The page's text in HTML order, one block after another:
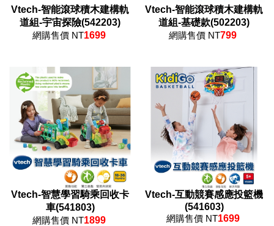
Vtech-智能滾球積木建構軌
道組-宇宙探險(542203)
網購售價 NT1699
Vtech-智能滾球積木建構軌
道組-基礎款(502203)
網購售價 NT799
Vtech-智慧學習騎乘回收卡
車(541803)
網購售價 NT1899
Vtech-互動競賽感應投籃機
(541603)
網購售價 NT1699